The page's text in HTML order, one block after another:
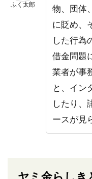
ふく太郎
物、団体
に貶め、
した行為
借金問題
業者が事
と、イン
したり、
ースが見